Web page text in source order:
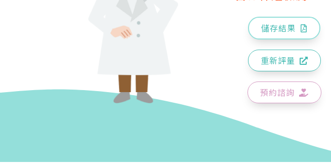
儲存結果
重新評量
預約諮詢